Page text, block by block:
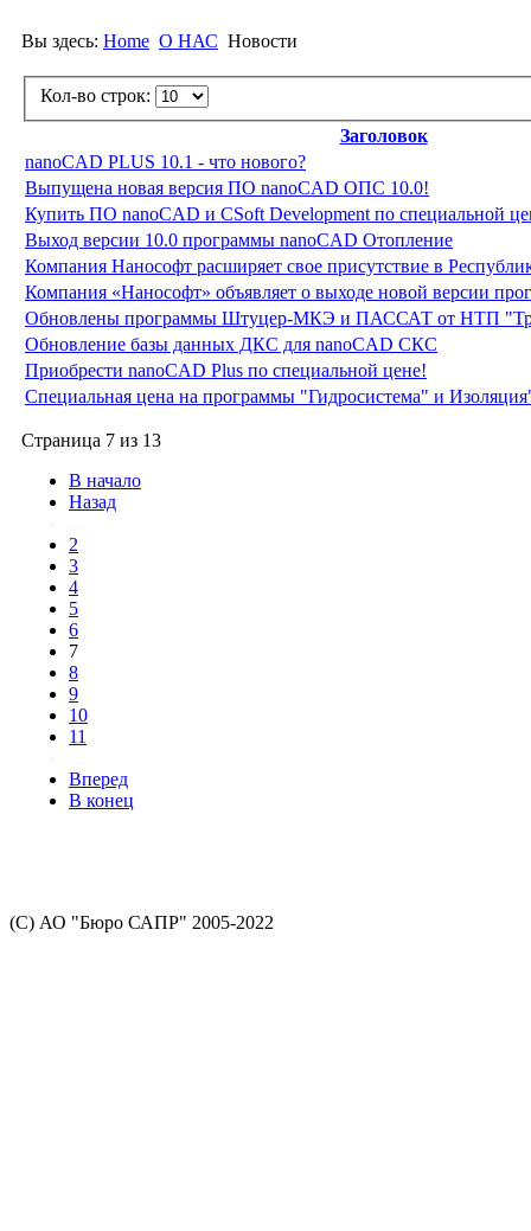
Вы здесь: Home О НАС Новости
Кол-во строк:
Заголовок
nanoCAD PLUS 10.1 - что нового?
Выпущена новая версия ПО nanoCAD ОПС 10.0!
Купить ПО nanoCAD и CSoft Development по специальной
Выход версии 10.0 программы nanoCAD Отопление
Компания Нанософт расширяет свое присутствие в
Компания «Нанософт» объявляет о выходе новой версии
Обновлены программы Штуцер-МКЭ и ПАССАТ от НТП
Обновление базы данных ДКС для nanoCAD СКС
Приобрести nanoCAD Plus по специальной цене!
Специальная цена на программы "Гидросистема" и
Страница 7 из 13
В начало
Назад
2
3
4
5
6
7
8
9
10
11
Вперед
В конец
(С) АО "Бюро САПР" 2005-2022